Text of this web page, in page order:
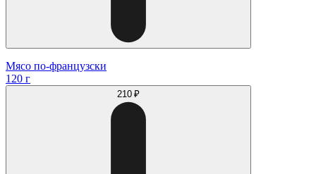
Мясо по-французски
120 г
210 ₽